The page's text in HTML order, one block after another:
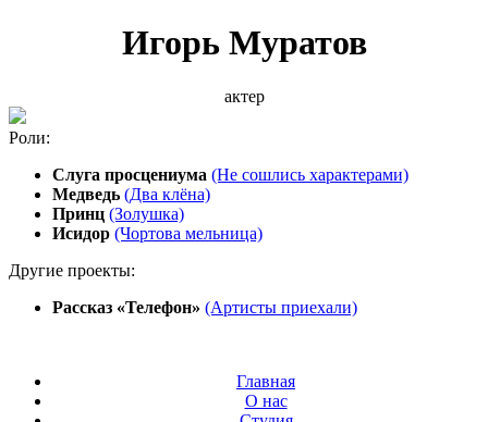
Игорь Муратов
актер
Роли:
Слуга просцениума (Не сошлись характерами)
Медведь (Два клёна)
Принц (Золушка)
Исидор (Чортова мельница)
Другие проекты:
Рассказ «Телефон» (Артисты приехали)
Главная
О нас